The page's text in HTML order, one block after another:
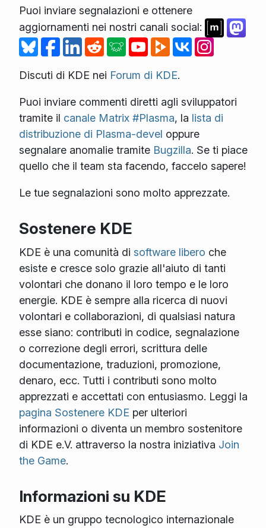
Puoi inviare segnalazioni e ottenere
aggiornamenti nei nostri canali social:
Discuti di KDE nei Forum di KDE.
Puoi inviare commenti diretti agli sviluppatori
tramite il canale Matrix #Plasma, la lista di
distribuzione di Plasma-devel oppure
segnalare anomalie tramite Bugzilla. Se ti piace
quello che il team sta facendo, faccelo sapere!
Le tue segnalazioni sono molto apprezzate.
Sostenere KDE
KDE è una comunità di software libero che
esiste e cresce solo grazie all'aiuto di tanti
volontari che donano il loro tempo e le loro
energie. KDE è sempre alla ricerca di nuovi
volontari e collaborazioni, di qualsiasi natura
esse siano: contributi in codice, segnalazione
o correzione degli errori, scrittura delle
documentazione, traduzioni, promozione,
denaro, ecc. Tutti i contributi sono molto
apprezzati e accettati con entusiasmo. Leggi la
pagina Sostenere KDE per ulteriori
informazioni o diventa un membro sostenitore
di KDE e.V. attraverso la nostra iniziativa Join
the Game.
Informazioni su KDE
KDE è un gruppo tecnologico internazionale